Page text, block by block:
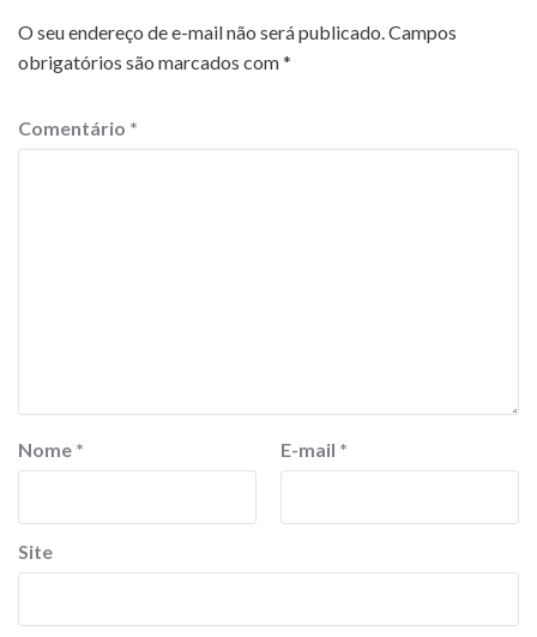
O seu endereço de e-mail não será publicado.Campos
obrigatórios são marcados com*
Comentário *
Nome * E-mail *
Site